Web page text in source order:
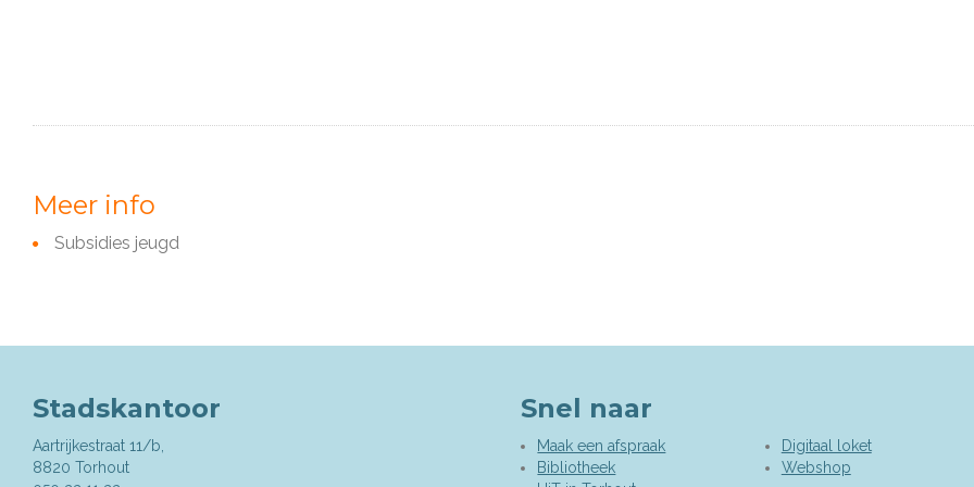
Meer info
Subsidies jeugd
Stadskantoor
Aartrijkestraat 11/b,
,8820 Torhout
Snel naar
Maak een afspraak
Digitaal loket
Bibliotheek
Webshop